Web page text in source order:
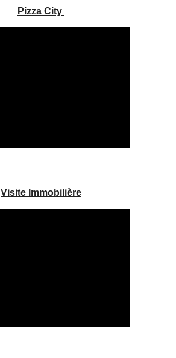
Pizza City
Visite Immobilière